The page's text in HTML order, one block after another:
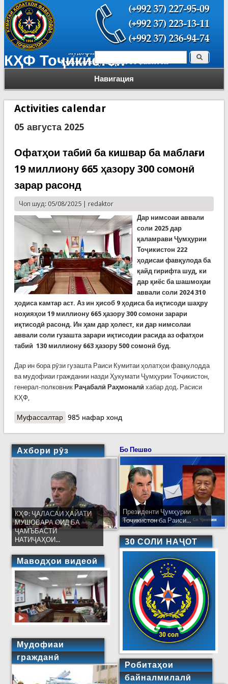
КҲФ Тоҷикистон
Навигация
Форма поиска Поиск
Activities calendar
05 августа 2025
Офатҳои табиӣ ба кишвар ба маблағи
19 миллиону 665 ҳазору 300 сомонӣ
зарар расонд
Чоп шуд: 05/08/2025 | redaktor
Дар нимсоаи аввали
соли 2025 дар
қаламрави Ҷумҳурии
Тоҷикистон 222
ҳодисаи фавқулода ба
қайд гирифта шуд, ки
дар қиёс ба шашмоҳаи
аввали соли 2024 310
ҳодиса камтар аст. Аз ин ҳисоб 9 ҳодиса ба иқтисоди шаҳру
ноҳияҳои 19 миллиону 665 ҳазору 300 сомони зарари
иқтисодӣ расонд. Ин ҳам дар ҳолест, ки дар нимсолаи
аввали соли гузашта зарари иқтисодии расида аз офатҳои
табиӣ 130 миллиону 663 ҳазору 500 сомонӣ буд.
Дар ин бора рӯзи гузашта Раиси Кумитаи ҳолатҳои фавқулодда
ва мудофиаи граждании назди Ҳукумати Ҷумҳурии Тоҷикистон,
генерал-полковник Раҷабалӣ Раҳмоналӣ хабар дод. Расиси
КҲФ,
Муфассалтаро Офатҳои табиӣ ба кишвар ба маблағи 19
985 нафар хонд
Ахбори рӯз
КҲФ: ҶАЛАСАИ ҲАЙАТИ
МУШОВАРА ОИД БА
ҶАМЪБАСТИ
НАТИҶАҲОИ...
Маводҳои видеоӣ
Мудофиаи
гражданӣ
Бо Пешво
Президенти Ҷумҳурии
Тоҷикистон ба Раиси...
30 СОЛИ НАҶОТ
Робитаҳои
байналмилалӣ